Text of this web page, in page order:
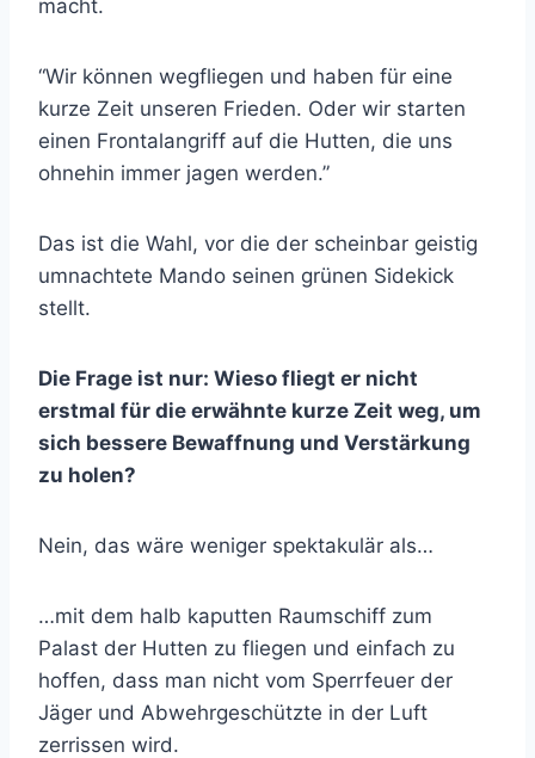
macht.
“Wir können wegfliegen und haben für eine
kurze Zeit unseren Frieden. Oder wir starten
einen Frontalangriff auf die Hutten, die uns
ohnehin immer jagen werden.”
Das ist die Wahl, vor die der scheinbar geistig
umnachtete Mando seinen grünen Sidekick
stellt.
Die Frage ist nur: Wieso fliegt er nicht
erstmal für die erwähnte kurze Zeit weg, um
sich bessere Bewaffnung und Verstärkung
zu holen?
Nein, das wäre weniger spektakulär als…
…mit dem halb kaputten Raumschiff zum
Palast der Hutten zu fliegen und einfach zu
hoffen, dass man nicht vom Sperrfeuer der
Jäger und Abwehrgeschützte in der Luft
zerrissen wird.